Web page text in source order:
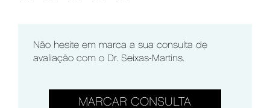
Não hesite em marca a sua consulta de
avaliação com o Dr. Seixas-Martins.
MARCAR CONSULTA